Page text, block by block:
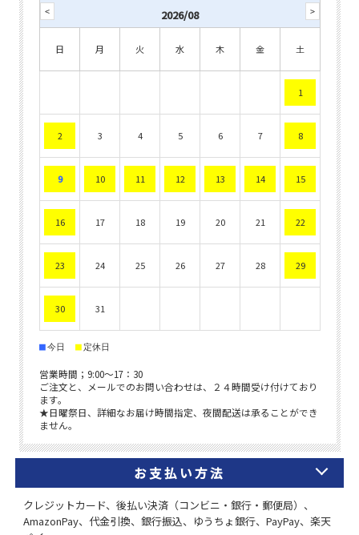
お支払い方法
クレジットカード、後払い決済（コンビニ・銀行・郵便局）、
AmazonPay、代金引換、銀行振込、ゆうちょ銀行、PayPay、楽天